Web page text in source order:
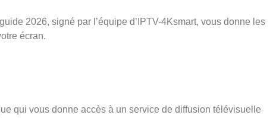
2026, signé par l’équipe d’IPTV-4Ksmart, vous donne les
écran.
qui vous donne accès à un service de diffusion télévisuelle